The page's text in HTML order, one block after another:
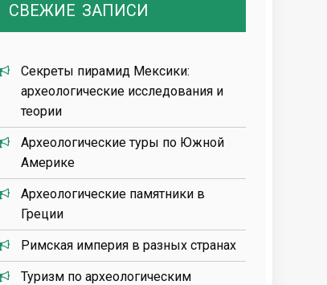
СВЕЖИЕ ЗАПИСИ
Секреты пирамид Мексики:
археологические исследования и
теории
Археологические туры по Южной
Америке
Археологические памятники в
Греции
Римская империя в разных странах
Туризм по археологическим